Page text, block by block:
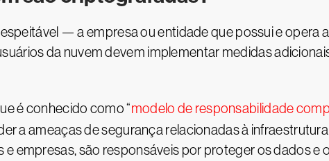
— a empresa ou entidade que possui e opera
da nuvem devem implementar medidas
é conhecido como “modelo de responsabilidade
a ameaças de segurança relacionadas à
e empresas, são responsáveis por proteger os dados e